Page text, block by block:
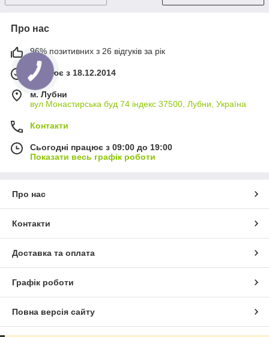
Про нас
96% позитивних з 26 відгуків за рік
Працює з 18.12.2014
м. Лубни
вул Монастирська буд 74 індекс 37500, Лубни, Україна
Контакти
Сьогодні працює з 09:00 до 19:00
Показати весь графік роботи
Про нас
Контакти
Доставка та оплата
Графік роботи
Повна версія сайту